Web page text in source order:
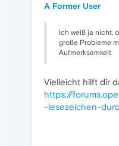
A Former User
Ich weiß ja nicht,
große Probleme
Aufmerksamkeit
Vielleicht hilft dir
https://
-lesezeichen-